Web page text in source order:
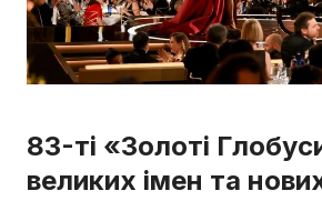
83-ті «Золоті
великих імен та